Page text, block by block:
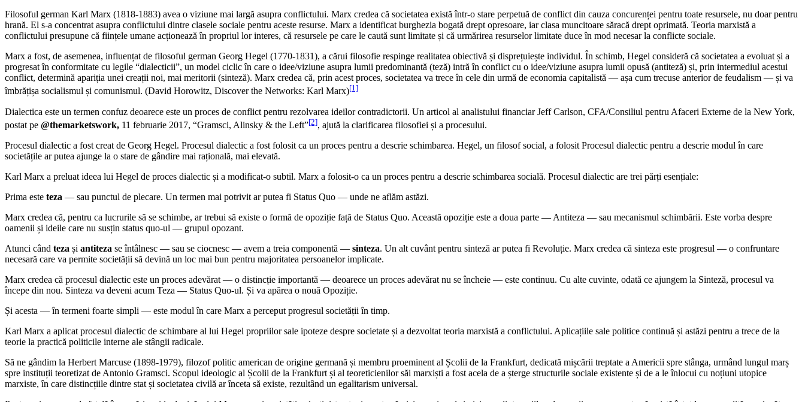
Filosoful german Karl Marx (1818-1883) avea o viziune mai largă asupra conflictului. Marx credea că societatea există într-o stare perpetuă de conflict din cauza concurenței pentru toate resursele, nu doar pentru
hrană. El s-a concentrat asupra conflictului dintre clasele sociale pentru aceste resurse. Marx a identificat burghezia bogată drept opresoare, iar clasa muncitoare săracă drept oprimată. Teoria marxistă a
conflictului presupune că ființele umane acționează în propriul lor interes, că resursele pe care le caută sunt limitate și că urmărirea resurselor limitate duce în mod necesar la conflicte sociale.
Marx a fost, de asemenea, influențat de filosoful german Georg Hegel (1770-1831), a cărui filosofie respinge realitatea obiectivă și disprețuiește individul. În schimb, Hegel consideră că societatea a evoluat și a
progresat în conformitate cu legile “dialecticii”, un model ciclic în care o idee/viziune asupra lumii predominantă (teză) intră în conflict cu o idee/viziune asupra lumii opusă (antiteză) și, prin intermediul acestui
conflict, determină apariția unei creații noi, mai meritorii (sinteză). Marx credea că, prin acest proces, societatea va trece în cele din urmă de economia capitalistă ― așa cum trecuse anterior de feudalism ― și va
îmbrățișa socialismul și comunismul. (David Horowitz, Discover the Networks: Karl Marx)[1]
Dialectica este un termen confuz deoarece este un proces de conflict pentru rezolvarea ideilor contradictorii. Un articol al analistului financiar Jeff Carlson, CFA/Consiliul pentru Afaceri Externe de la New York,
postat pe @themarketswork, 11 februarie 2017, “Gramsci, Alinsky & the Left”[2], ajută la clarificarea filosofiei și a procesului.
Procesul dialectic a fost creat de Georg Hegel. Procesul dialectic a fost folosit ca un proces pentru a descrie schimbarea. Hegel, un filosof social, a folosit Procesul dialectic pentru a descrie modul în care
societățile ar putea ajunge la o stare de gândire mai rațională, mai elevată.
Karl Marx a preluat ideea lui Hegel de proces dialectic și a modificat-o subtil. Marx a folosit-o ca un proces pentru a descrie schimbarea socială. Procesul dialectic are trei părți esențiale:
Prima este teza ― sau punctul de plecare. Un termen mai potrivit ar putea fi Status Quo ― unde ne aflăm astăzi.
Marx credea că, pentru ca lucrurile să se schimbe, ar trebui să existe o formă de opoziție față de Status Quo. Această opoziție este a doua parte ― Antiteza ― sau mecanismul schimbării. Este vorba despre
oamenii și ideile care nu susțin status quo-ul ― grupul opozant.
Atunci când teza și antiteza se întâlnesc ― sau se ciocnesc ― avem a treia componentă ― sinteza. Un alt cuvânt pentru sinteză ar putea fi Revoluție. Marx credea că sinteza este progresul ― o confruntare
necesară care va permite societății să devină un loc mai bun pentru majoritatea persoanelor implicate.
Marx credea că procesul dialectic este un proces adevărat ― o distincție importantă ― deoarece un proces adevărat nu se încheie ― este continuu. Cu alte cuvinte, odată ce ajungem la Sinteză, procesul va
începe din nou. Sinteza va deveni acum Teza ― Status Quo-ul. Și va apărea o nouă Opoziție.
Și acesta ― în termeni foarte simpli ― este modul în care Marx a perceput progresul societății în timp.
Karl Marx a aplicat procesul dialectic de schimbare al lui Hegel propriilor sale ipoteze despre societate și a dezvoltat teoria marxistă a conflictului. Aplicațiile sale politice continuă și astăzi pentru a trece de la
teorie la practică politicile interne ale stângii radicale.
Să ne gândim la Herbert Marcuse (1898-1979), filozof politic american de origine germană și membru proeminent al Școlii de la Frankfurt, dedicată mișcării treptate a Americii spre stânga, urmând lungul marș
spre instituții teoretizat de Antonio Gramsci. Scopul ideologic al Școlii de la Frankfurt și al teoreticienilor săi marxiști a fost acela de a șterge structurile sociale existente și de a le înlocui cu noțiuni utopice
marxiste, în care distincțiile dintre stat și societatea civilă ar înceta să existe, rezultând un egalitarism universal.